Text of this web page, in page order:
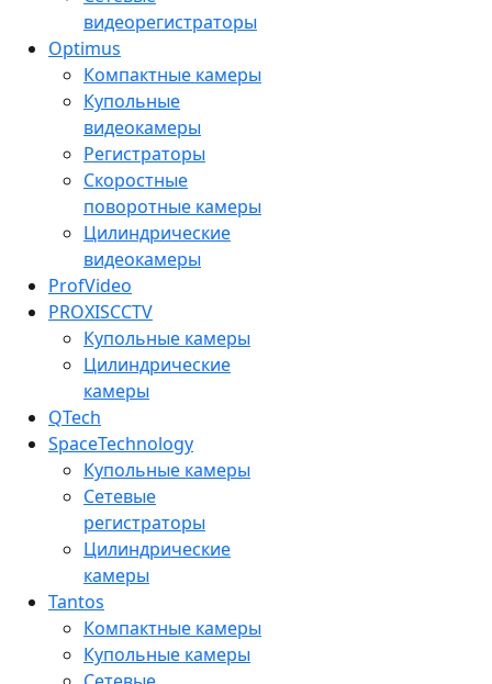
видеорегистраторы
Optimus
Компактные камеры
Купольные
видеокамеры
Регистраторы
Скоростные
поворотные камеры
Цилиндрические
видеокамеры
ProfVideo
PROXISCCTV
Купольные камеры
Цилиндрические
камеры
QTech
SpaceTechnology
Купольные камеры
Сетевые
регистраторы
Цилиндрические
камеры
Tantos
Компактные камеры
Купольные камеры